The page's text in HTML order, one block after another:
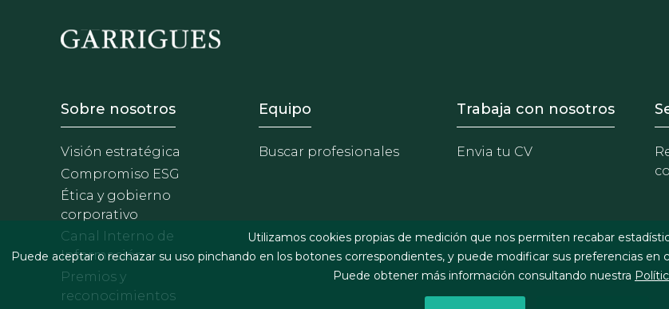
Footer - Sobre Nosotros
Sobre nosotros
Visión estratégica
Compromiso ESG
Ética y gobierno
corporativo
Canal Interno de
Información
Premios y
reconocimientos
Footer - Equipo
Equipo
Buscar profesionales
Footer - Trabaja
Trabaja con nosotros
Envia tu CV
Utilizamos cookies propias de medición que nos permiten recabar
Puede aceptar o rechazar su uso pinchando en los botones correspondientes, y puede modificar sus preferencias
Puede obtener más información consultando nuestra